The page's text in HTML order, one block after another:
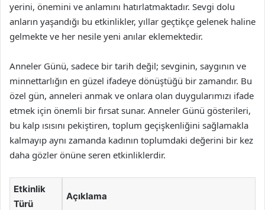
yerini, önemini ve anlamını hatırlatmaktadır. Sevgi dolu
anların yaşandığı bu etkinlikler, yıllar geçtikçe gelenek haline
gelmekte ve her nesile yeni anılar eklemektedir.
Anneler Günü, sadece bir tarih değil; sevginin, saygının ve
minnettarlığın en güzel ifadeye dönüştüğü bir zamandır. Bu
özel gün, anneleri anmak ve onlara olan duygularımızı ifade
etmek için önemli bir fırsat sunar. Anneler Günü gösterileri,
bu kalp ısısını pekiştiren, toplum geçişkenliğini sağlamakla
kalmayıp aynı zamanda kadının toplumdaki değerini bir kez
daha gözler önüne seren etkinliklerdir.
Etkinlik
Türü
Açıklama